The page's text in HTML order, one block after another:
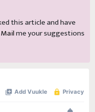
this article and have
Mailme your suggestions